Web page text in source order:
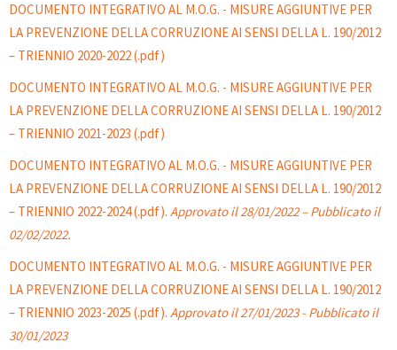
DOCUMENTO INTEGRATIVO AL M.O.G. - MISURE AGGIUNTIVE PER
LA PREVENZIONE DELLA CORRUZIONE AI SENSI DELLA L. 190/2012
– TRIENNIO 2020-2022 (.pdf)
DOCUMENTO INTEGRATIVO AL M.O.G. - MISURE AGGIUNTIVE PER
LA PREVENZIONE DELLA CORRUZIONE AI SENSI DELLA L. 190/2012
– TRIENNIO 2021-2023 (.pdf)
DOCUMENTO INTEGRATIVO AL M.O.G. - MISURE AGGIUNTIVE PER
LA PREVENZIONE DELLA CORRUZIONE AI SENSI DELLA L. 190/2012
– TRIENNIO 2022-2024 (.pdf). Approvato il 28/01/2022 – Pubblicato il
02/02/2022.
DOCUMENTO INTEGRATIVO AL M.O.G. - MISURE AGGIUNTIVE PER
LA PREVENZIONE DELLA CORRUZIONE AI SENSI DELLA L. 190/2012
– TRIENNIO 2023-2025 (.pdf). Approvato il 27/01/2023 - Pubblicato il
30/01/2023